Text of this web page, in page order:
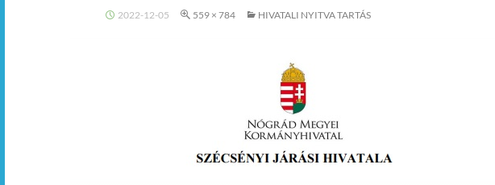
2022-12-05 559 × 784 HIVATALI NYITVA TARTÁS